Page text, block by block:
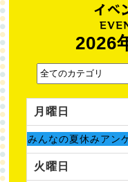
2026
月曜日
土
曜
日,
みんなの夏休みアン
火曜日